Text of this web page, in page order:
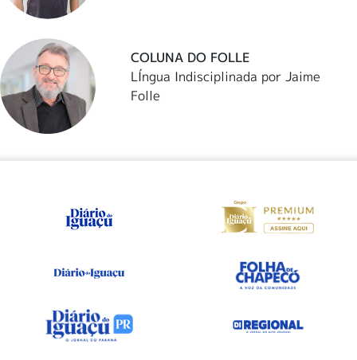
COLUNA DO FOLLE
LÍngua Indisciplinada por Jaime
Folle